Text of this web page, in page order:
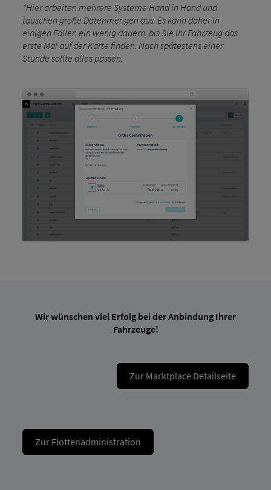
*Hier arbeiten mehrere Systeme Hand in Hand und
tauschen große Datenmengen aus. Es kann daher in
einigen Fällen ein wenig dauern, bis Sie Ihr Fahrzeug das
erste Mal auf der Karte finden. Nach spätestens einer
Stunde sollte alles passen.
Wir wünschen viel Erfolg bei der Anbindung Ihrer
Fahrzeuge!
Zur Marktplace Detailseite
Zur Flottenadministration